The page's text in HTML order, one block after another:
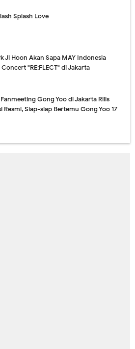
Splash Love
Ji Hoon Akan Sapa MAY Indonesia
"RE:FLECT" di Jakarta
Gong Yoo di Jakarta Rilis
Resmi, Siap-siap Bertemu Gong Yoo 17